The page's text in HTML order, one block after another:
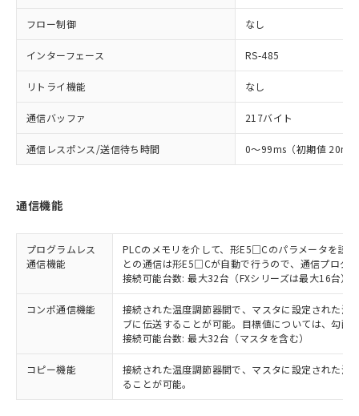
フロー制御 なし
インターフェース RS-485
リトライ機能 なし
通信バッファ 217バイト
通信レスポンス/送信待ち時間 0～99ms（初期値 20ms
通信機能
プログラムレス
通信機能
PLCのメモリを介して、形E5□Cのパラメータを読
との通信は形E5□Cが自動で行うので、通信プログ
接続可能台数: 最大32台（FXシリーズは最大16台）
コンポ通信機能
接続された温度調節器間で、マスタに設定された温
ブに伝送することが可能。目標値については、勾配
接続可能台数: 最大32台（マスタを含む）
コピー機能
接続された温度調節器間で、マスタに設定された温
ることが可能。